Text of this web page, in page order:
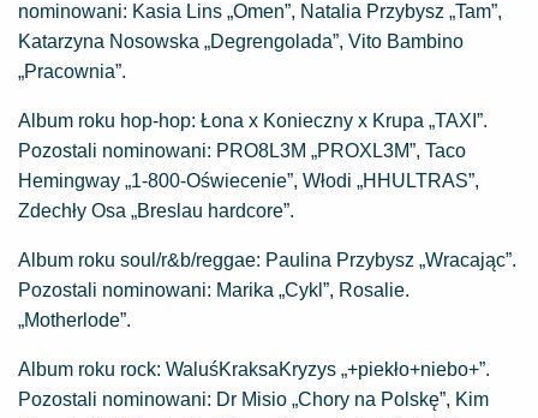
nominowani: Kasia Lins „Omen”, Natalia Przybysz „Tam”,
Katarzyna Nosowska „Degrengolada”, Vito Bambino
„Pracownia”.
Album roku hop-hop: Łona x Konieczny x Krupa „TAXI”.
Pozostali nominowani: PRO8L3M „PROXL3M”, Taco
Hemingway „1-800-Oświecenie”, Włodi „HHULTRAS”,
Zdechły Osa „Breslau hardcore”.
Album roku soul/r&b/reggae: Paulina Przybysz „Wracając”.
Pozostali nominowani: Marika „Cykl”, Rosalie.
„Motherlode”.
Album roku rock: WaluśKraksaKryzys „+piekło+niebo+”.
Pozostali nominowani: Dr Misio „Chory na Polskę”, Kim